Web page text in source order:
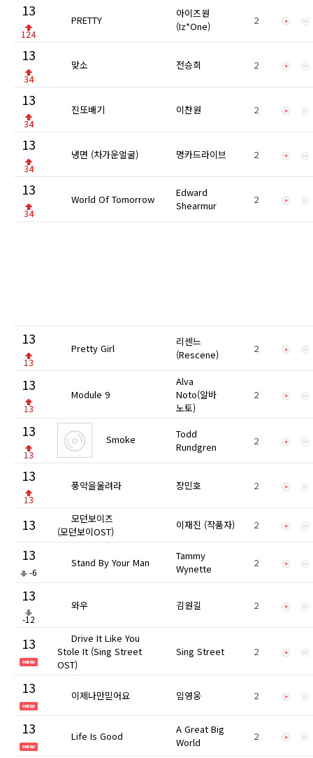
13
124
PRETTY
아이즈원
(Iz*One)
2
13
34
맞소 전승희 2
13
34
진또배기 이찬원 2
13
34
냉면 (차가운얼굴) 명카드라이브 2
13
34
World Of Tomorrow
Edward
Shearmur
2
13
13
Pretty Girl
리센느
(Rescene)
2
13
13
Module 9
Alva
Noto(알바
노토)
2
13
13
Smoke
Todd
Rundgren
2
13
13
풍악을울려라 장민호 2
13
모던보이즈
(모던보이OST)
이재진 (작품자) 2
13
-6
Stand By Your Man
Tammy
Wynette
2
13
-12
와우 김원길 2
13
Drive It Like You
Stole It (Sing Street
OST)
Sing Street 2
13 이제나만믿어요 임영웅 2
13 Life Is Good
A Great Big
World
2